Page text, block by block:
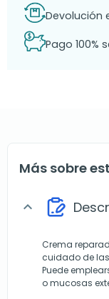
Devolución
Pago 100%
Más sobre
expand_more
Crema
cuidado de las
Puede
o mucosas